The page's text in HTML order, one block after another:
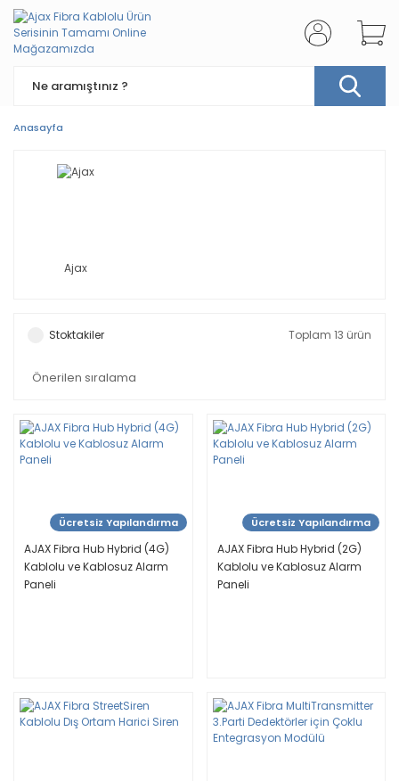
Anasayfa
Ajax
Stoktakiler Toplam 13 ürün
Ücretsiz Yapılandırma
AJAX Fibra Hub Hybrid (4G)
Kablolu ve Kablosuz Alarm
Paneli
Ücretsiz Yapılandırma
AJAX Fibra Hub Hybrid (2G)
Kablolu ve Kablosuz Alarm
Paneli